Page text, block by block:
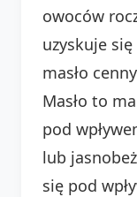
owoców
uzyskuje się
masło
Masło to
pod
lub
się pod